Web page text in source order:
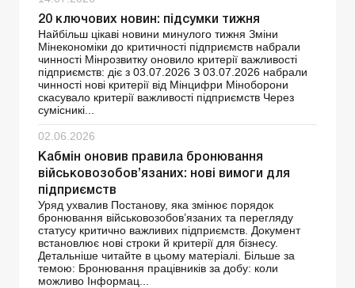
20 ключових новин: підсумки тижня
Найбільш цікаві новини минулого тижня Зміни
Мінекономіки до критичності підприємств набрали
чинності Мінрозвитку оновило критерії важливості
підприємств: діє з 03.07.2026 З 03.07.2026 набрали
чинності нові критерії від Мінцифри Міноборони
скасувало критерії важливості підприємств Через
сумісникі...
02.06.2026
Кабмін оновив правила бронювання
військовозобов’язаних: нові вимоги для
підприємств
Уряд ухвалив Постанову, яка змінює порядок
бронювання військовозобов’язаних та перегляду
статусу критично важливих підприємств. Документ
встановлює нові строки й критерії для бізнесу.
Детальніше читайте в цьому матеріалі. Більше за
темою: Бронювання працівників за добу: коли
можливо Інформац...